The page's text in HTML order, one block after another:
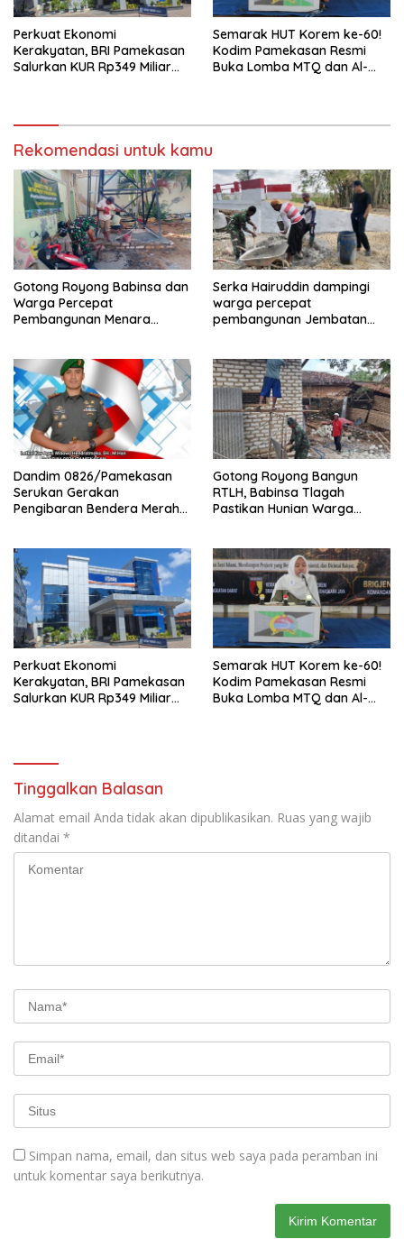
Perkuat Ekonomi
Kerakyatan, BRI Pamekasan
Salurkan KUR Rp349 Miliar
Semarak HUT Korem ke-60!
Kodim Pamekasan Resmi
Buka Lomba MTQ dan Al-
Rekomendasi untuk kamu
Gotong Royong Babinsa dan
Warga Percepat
Pembangunan Menara
Serka Hairuddin dampingi
warga percepat
pembangunan Jembatan
Dandim 0826/Pamekasan
Serukan Gerakan
Pengibaran Bendera Merah
Gotong Royong Bangun
RTLH, Babinsa Tlagah
Pastikan Hunian Warga
Perkuat Ekonomi
Kerakyatan, BRI Pamekasan
Salurkan KUR Rp349 Miliar
Semarak HUT Korem ke-60!
Kodim Pamekasan Resmi
Buka Lomba MTQ dan Al-
Tinggalkan Balasan
Alamat email Anda tidak akan dipublikasikan. Ruas yang wajib
ditandai *
Simpan nama, email, dan situs web saya pada peramban ini
untuk komentar saya berikutnya.